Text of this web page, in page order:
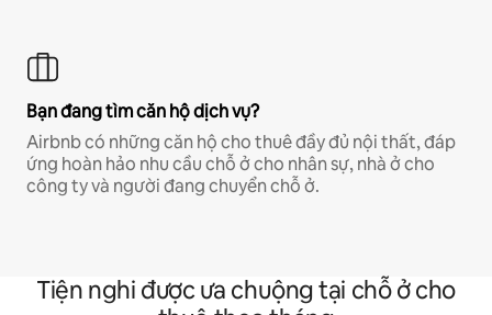
Bạn đang tìm căn hộ dịch vụ?
Airbnb có những căn hộ cho thuê đầy đủ nội thất, đáp
ứng hoàn hảo nhu cầu chỗ ở cho nhân sự, nhà ở cho
công ty và người đang chuyển chỗ ở.
Tiện nghi được ưa chuộng tại chỗ ở cho